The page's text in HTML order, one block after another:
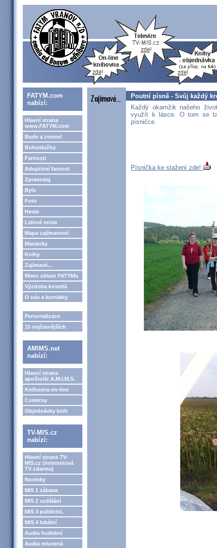
FATYM.com
nabízí:
Hlavní strana
www.FATYM.com
Bude a zveme!
Bohoslužby
Farnosti
Adoptivní farnost
Zpravodaj
Bylo
Foto
Hesla
Lidové misie
Mapa zajímavostí
Marianky
Knihy
Zajímavé...
Mimo oblast FATYMu
Výzdoba kostelů
O nás a kontakty
Personalizace
15 nejčtenějších
AMIMS.net
nabízí:
Hlavní strana
apoštolát A.M.I.M.S.
Knihovna on-line
Comicsy
Objednávky knih
TV-MIS.cz
nabízí:
Hlavní strana TV-
MIS.cz (internetová
TV zdarma)
Novinky
MIS 1 zábava
MIS 2 vzdělání
MIS 3 publicist.
MIS 4 lokální
Audia hudební
Audia mluvená
Poutní písně - Svůj každý
Každý okamžik našeho
využít k lásce. O tom se
písničce.
Písnička ke stažení zde!